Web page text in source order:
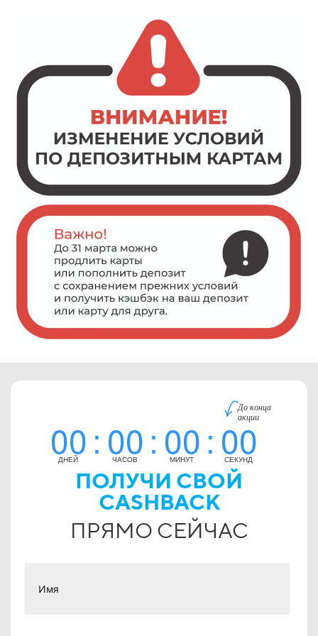
До конца
акции
00:
ДНЕЙ 00:
ЧАСОВ 00:
МИНУТ 00
СЕКУНД
ПОЛУЧИ СВОЙ
CASHBACK
ПРЯМО СЕЙЧАС
Имя